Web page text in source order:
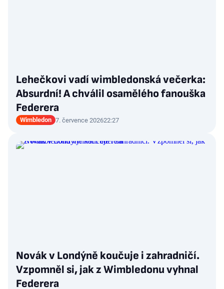
Lehečkovi vadí wimbledonská večerka:
Absurdní! A chválil osamělého fanouška
Federera
Wimbledon 7. července 202622:27
Novák v Londýně koučuje i zahradničí.
Vzpomněl si, jak z Wimbledonu vyhnal
Federera